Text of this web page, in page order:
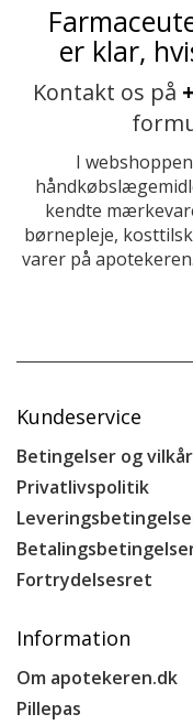
er klar,
Kontakt os på
I
kendte
børnepleje,
varer på
Kundeservice
Betingelser og vilkår
Privatlivspolitik
Fortrydelsesret
Information
Om apotekeren.dk
Pillepas